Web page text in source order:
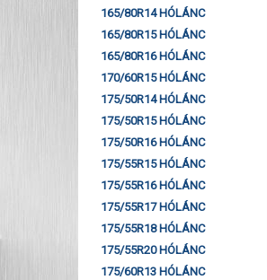
165/80R14 HÓLÁNC
165/80R15 HÓLÁNC
165/80R16 HÓLÁNC
170/60R15 HÓLÁNC
175/50R14 HÓLÁNC
175/50R15 HÓLÁNC
175/50R16 HÓLÁNC
175/55R15 HÓLÁNC
175/55R16 HÓLÁNC
175/55R17 HÓLÁNC
175/55R18 HÓLÁNC
175/55R20 HÓLÁNC
175/60R13 HÓLÁNC